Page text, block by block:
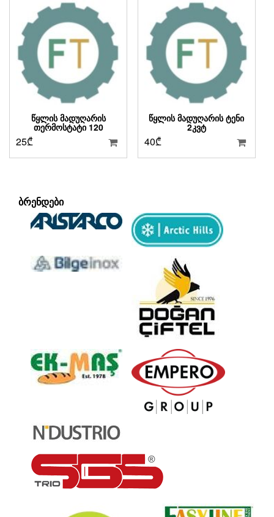
ᲬᲧᲚᲘᲡ ᲛᲐᲓᲣᲦᲐᲠᲘᲡ
ᲗᲔᲠᲛᲝᲡᲢᲐᲢᲘ 120
25₾
ᲬᲧᲚᲘᲡ ᲛᲐᲓᲣᲦᲐᲠᲘᲡ ᲢᲔᲜᲘ
2ᲙᲕᲢ
40₾
ᲑᲠᲔᲜᲓᲔᲑᲘ